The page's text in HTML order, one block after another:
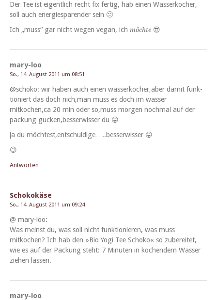
Der Tee ist eigentlich recht fix fer­tig, hab einen Wasserkocher,
soll auch energies­paren­der sein 🙂
Ich „muss“ gar nicht wegen veg­an, ich möchte 😎
mary-loo
So., 14. August 2011 um 08:51
@schoko: wir haben auch einen wasserkocher,aber damit funk­
tion­iert das doch nich,man muss es doch im wass­er
mitkochen,ca 20 min oder so,muss mor­gen nochmal auf der
pack­ung gucken,besserwisser du 😛
ja du möchtest,entschuldige…..besserwisser 😛
😉
Antworten
Schokokäse
So., 14. August 2011 um 09:24
@ mary-loo:
Was meinst du, was soll nicht funk­tion­ieren, was muss
mitkochen? Ich hab den »Bio Yogi Tee Schoko« so zubere­it­et,
wie es auf der Pack­ung ste­ht: 7 Minuten in kochen­dem Wass­er
ziehen lassen.
mary-loo